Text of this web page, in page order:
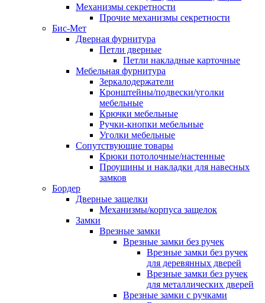
Механизмы секретности
Прочие механизмы секретности
Бис-Мет
Дверная фурнитура
Петли дверные
Петли накладные карточные
Мебельная фурнитура
Зеркалодержатели
Кронштейны/подвески/уголки
мебельные
Крючки мебельные
Ручки-кнопки мебельные
Уголки мебельные
Сопутствующие товары
Крюки потолочные/настенные
Проушины и накладки для навесных
замков
Бордер
Дверные защелки
Механизмы/корпуса защелок
Замки
Врезные замки
Врезные замки без ручек
Врезные замки без ручек
для деревянных дверей
Врезные замки без ручек
для металлических дверей
Врезные замки с ручками